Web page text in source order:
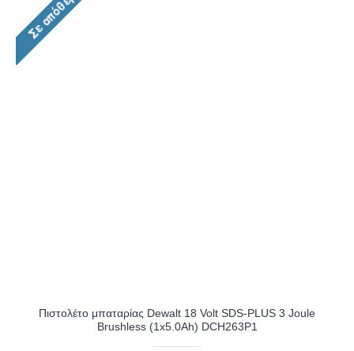
Πιστολέτο μπαταρίας Dewalt 18 Volt SDS-PLUS 3 Joule
Brushless (1x5.0Ah) DCH263P1